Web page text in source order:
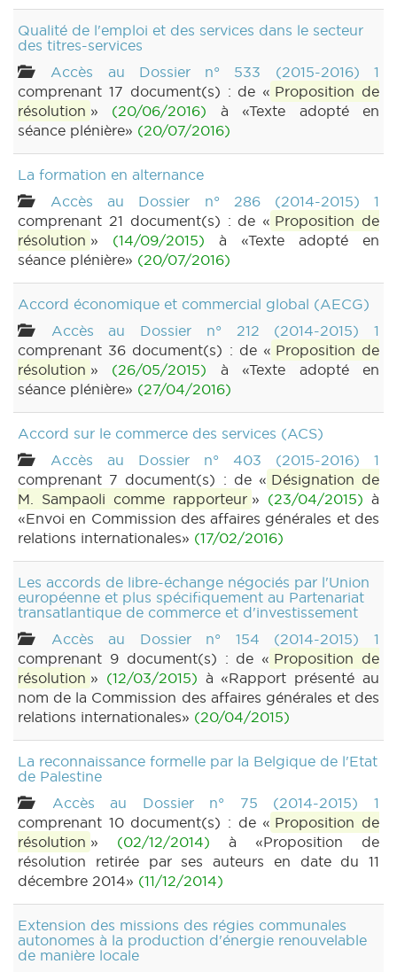
Qualité de l'emploi et des services dans le secteur
des titres-services
Accès au Dossier n° 533 (2015-2016) 1
comprenant 17 document(s) : de « Proposition de
résolution » (20/06/2016) à «Texte adopté en
séance plénière» (20/07/2016)
La formation en alternance
Accès au Dossier n° 286 (2014-2015) 1
comprenant 21 document(s) : de « Proposition de
résolution » (14/09/2015) à «Texte adopté en
séance plénière» (20/07/2016)
Accord économique et commercial global (AECG)
Accès au Dossier n° 212 (2014-2015) 1
comprenant 36 document(s) : de « Proposition de
résolution » (26/05/2015) à «Texte adopté en
séance plénière» (27/04/2016)
Accord sur le commerce des services (ACS)
Accès au Dossier n° 403 (2015-2016) 1
comprenant 7 document(s) : de « Désignation de
M. Sampaoli comme rapporteur » (23/04/2015) à
«Envoi en Commission des affaires générales et des
relations internationales» (17/02/2016)
Les accords de libre-échange négociés par l'Union
européenne et plus spécifiquement au Partenariat
transatlantique de commerce et d'investissement
Accès au Dossier n° 154 (2014-2015) 1
comprenant 9 document(s) : de « Proposition de
résolution » (12/03/2015) à «Rapport présenté au
nom de la Commission des affaires générales et des
relations internationales» (20/04/2015)
La reconnaissance formelle par la Belgique de l'Etat
de Palestine
Accès au Dossier n° 75 (2014-2015) 1
comprenant 10 document(s) : de « Proposition de
résolution » (02/12/2014) à «Proposition de
résolution retirée par ses auteurs en date du 11
décembre 2014» (11/12/2014)
Extension des missions des régies communales
autonomes à la production d'énergie renouvelable
de manière locale